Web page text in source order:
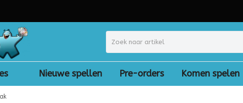
Nieuwe spellen Pre-orders Komen spelen